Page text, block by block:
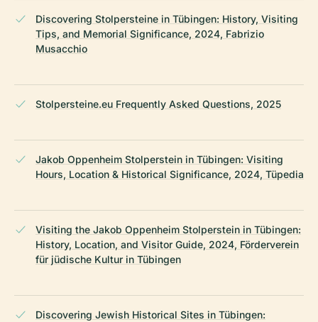
Discovering Stolpersteine in Tübingen: History, Visiting
Tips, and Memorial Significance, 2024, Fabrizio
Musacchio
Stolpersteine.eu Frequently Asked Questions, 2025
Jakob Oppenheim Stolperstein in Tübingen: Visiting
Hours, Location & Historical Significance, 2024, Tüpedia
Visiting the Jakob Oppenheim Stolperstein in Tübingen:
History, Location, and Visitor Guide, 2024, Förderverein
für jüdische Kultur in Tübingen
Discovering Jewish Historical Sites in Tübingen: